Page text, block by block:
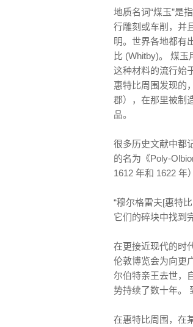
地质名词“煤玉”是
行雕刻或车削，并
明。世界各地都有
比 (Whitby)。 煤
这种材料的流行始
惠特比周围发现的
郡），在那里被制
品。
很多历史文献中都
的名为《Poly-
1612 年和 1622 年
“穆尔格雷夫[惠特
它们的碎块中找到
在更接近现代的时
伦敦博览会为向更
尔伯特亲王去世，
势持续了数十年。
在惠特比周围，在